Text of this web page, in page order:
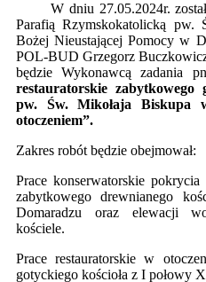
W dniu 27.05.2024r.
Parafią Rzymskokatolicką
Bożej Nieustającej Pomocy w
POL-BUD Grzegorz
będzie Wykonawcą zadania
restauratorskie zabytkowego
pw. Św. Mikołaja Biskupa
otoczeniem”.
Zakres robót będzie obejmował:
Prace konserwatorskie
zabytkowego drewnianego
Domaradzu oraz elewacji
kościele.
Prace restauratorskie w
gotyckiego kościoła z I połowy